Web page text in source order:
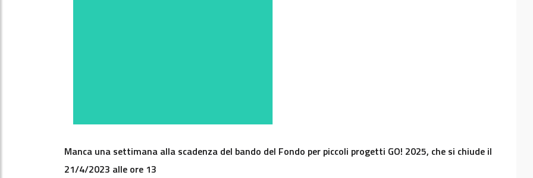
Manca una settimana alla scadenza del bando del Fondo per piccoli progetti GO! 2025, che si chiude il
21/4/2023 alle ore 13